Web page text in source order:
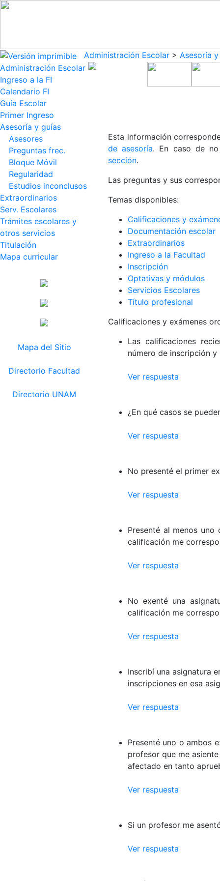
Administración Escolar > Asesoría
Administración Escolar
Ingreso a la FI
Calendario FI
Guía Escolar
Primer Ingreso
Asesoría y guías
Asesores
Preguntas frec.
Bloque Móvil
Regularidad
Estudios inconclusos
Extraordinarios
Serv. Escolares
Trámites escolares y
otros servicios
Titulación
Mapa curricular
Mapa del Sitio
Directorio Facultad
Directorio UNAM
Esta información
de asesoría. En caso de
sección.
Las preguntas y sus
Temas disponibles:
Calificaciones y
Documentación escolar
Extraordinarios
Ingreso a la Facultad
Inscripción
Optativas y módulos
Servicios Escolares
Título profesional
Calificaciones y exámenes
Las calificaciones
número de inscripción y
Ver respuesta
¿En qué casos se
Ver respuesta
No presenté el primer
Ver respuesta
Presenté al menos
calificación me
Ver respuesta
No exenté una
calificación me
Ver respuesta
Inscribí una asignatura
inscripciones en esa
Ver respuesta
Presenté uno o ambos
profesor que me
afectado en tanto
Ver respuesta
Si un profesor me
Ver respuesta